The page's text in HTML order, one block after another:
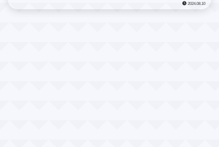
2024.08.10